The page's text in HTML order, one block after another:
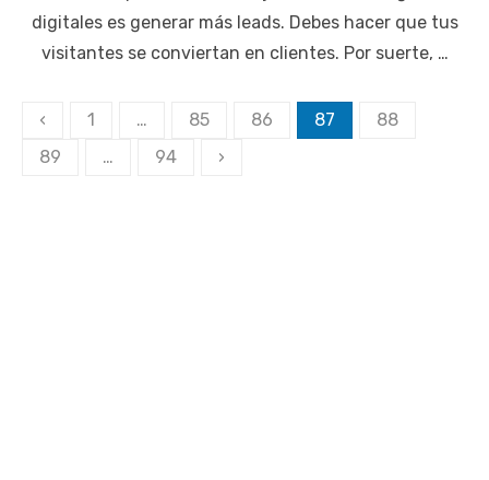
digitales es generar más leads. Debes hacer que tus
visitantes se conviertan en clientes. Por suerte, …
Paginación
de
‹ 1 … 85 86 87
88
89
… 94 ›